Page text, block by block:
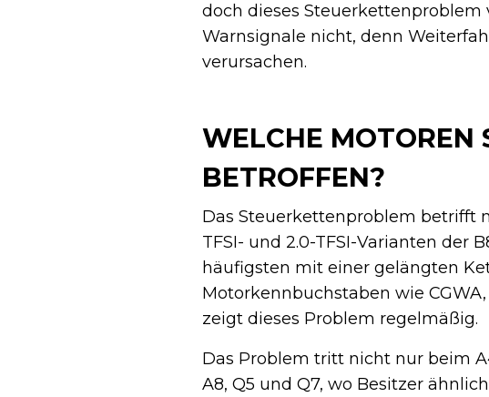
doch dieses
Warnsignale nicht, denn
verursachen.
WELCHE MOTOREN
BETROFFEN?
Das Steuerkettenproblem betrifft
TFSI- und 2.0-TFSI-Varianten der
häufigsten mit einer gelängten
Motorkennbuchstaben wie CGWA,
zeigt dieses Problem regelmäßig.
Das Problem tritt nicht nur beim
A8, Q5 und Q7, wo Besitzer